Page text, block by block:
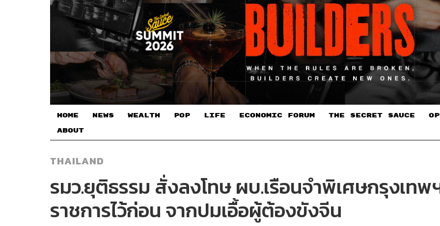
HOME NEWS WEALTH POP LIFE ECONOMIC FORUM THE SECRET SAUCE​
ABOUT
THAILAND
รมว.ยุติธรรม สั่งลงโทษ ผบ.เรือนจำพิเศษกรุงเทพ
ราชการไว้ก่อน จากปมเอื้อผู้ต้องขังจีน